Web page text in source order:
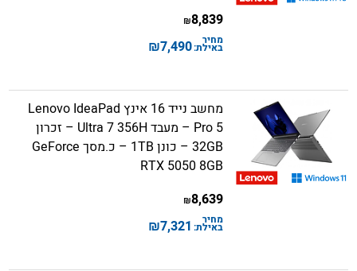
8,839
₪
מחיר
באילת:7,490
₪
מחשב נייד 16 אינץ Lenovo IdeaPad
Pro 5 – מעבד Ultra 7 356H – זכרון
32GB – כונן 1TB – כ.מסך GeForce
RTX 5050 8GB
8,639
₪
מחיר
באילת: 7,321
₪